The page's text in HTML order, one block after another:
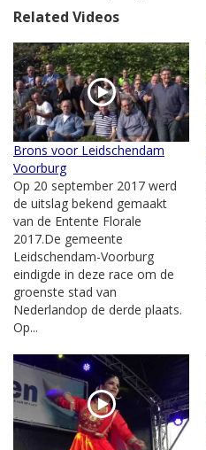
Related Videos
Brons voor Leidschendam
Voorburg
Op 20 september 2017 werd
de uitslag bekend gemaakt
van de Entente Florale
2017.De gemeente
Leidschendam-Voorburg
eindigde in deze race om de
groenste stad van
Nederlandop de derde plaats.
Op...